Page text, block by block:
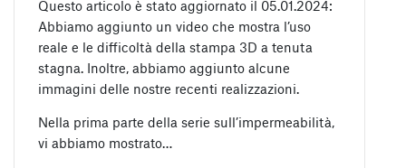
Questo articolo è stato aggiornato il 05.01.2024:
Abbiamo aggiunto un video che mostra l’uso
reale e le difficoltà della stampa 3D a tenuta
stagna. Inoltre, abbiamo aggiunto alcune
immagini delle nostre recenti realizzazioni.
Nella prima parte della serie sull’impermeabilità,
vi abbiamo mostrato…